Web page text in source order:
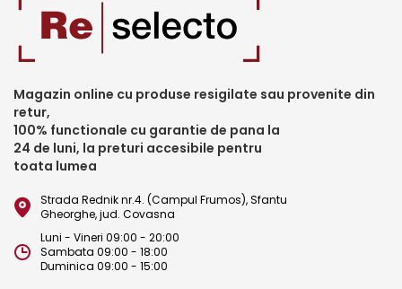
Magazin online cu produse resigilate sau provenite din
retur,
100% functionale cu garantie de pana la
24 de luni, la preturi accesibile pentru
toata lumea
Strada Rednik nr.4. (Campul Frumos), Sfantu
Gheorghe, jud. Covasna
Luni - Vineri 09:00 - 20:00
Sambata 09:00 - 18:00
Duminica 09:00 - 15:00